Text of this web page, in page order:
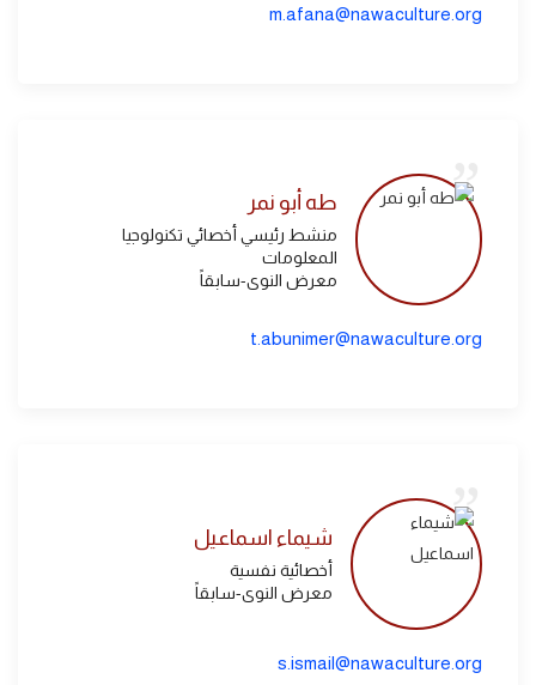
m.afana@nawaculture.org
طه أبو نمر
منشط رئيسي أخصائي تكنولوجيا
المعلومات
معرض النوى-سابقاً
t.abunimer@nawaculture.org
شيماء اسماعيل
أخصائية نفسية
معرض النوى-سابقاً
s.ismail@nawaculture.org